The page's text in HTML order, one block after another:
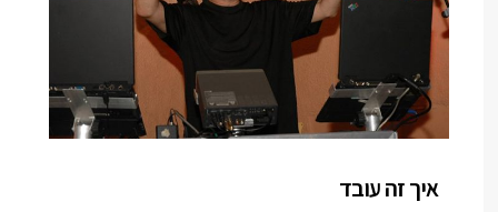
איך זה עובד